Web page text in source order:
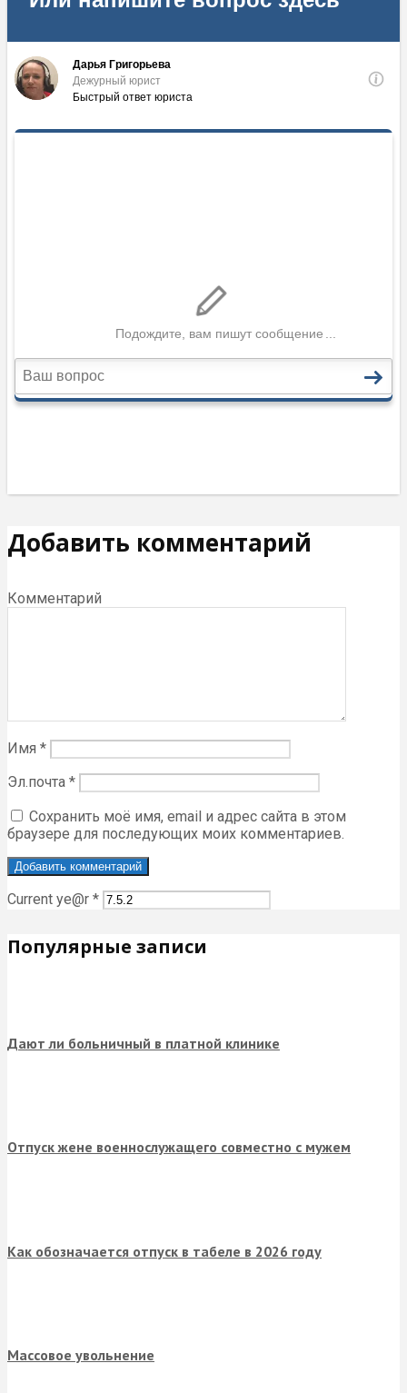
Добавить комментарий
Комментарий
Имя *
Эл.почта *
Сохранить моё имя, email и адрес сайта в этом
браузере для последующих моих комментариев.
Current ye@r *
Популярные записи
Дают ли больничный в платной клинике
Отпуск жене военнослужащего совместно с мужем
Как обозначается отпуск в табеле в 2026 году
Массовое увольнение